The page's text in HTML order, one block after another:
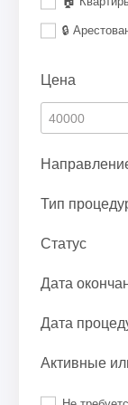
🔒
Цена
Тип
Статус
Дата
Дата
Активные